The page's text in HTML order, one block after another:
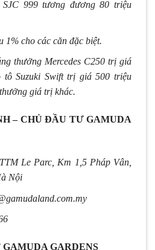
999 tương đương 80 triệu
1% cho các căn đặc biệt.
thưởng Mercedes C250 trị giá
tô Suzuki Swift trị giá 500 triệu
giá trị khác.
– CHỦ ĐẦU TƯ GAMUDA
Le Parc, Km 1,5 Pháp Vân,
Nội
GARDENS